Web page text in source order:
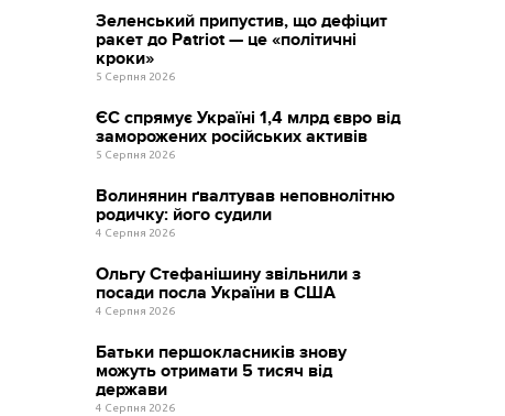
Зеленський припустив, що дефіцит
ракет до Patriot — це «політичні
кроки»
5 Серпня 2026
ЄС спрямує Україні 1,4 млрд євро від
заморожених російських активів
5 Серпня 2026
Волинянин ґвалтував неповнолітню
родичку: його судили
4 Серпня 2026
Ольгу Стефанішину звільнили з
посади посла України в США
4 Серпня 2026
Батьки першокласників знову
можуть отримати 5 тисяч від
держави
4 Серпня 2026